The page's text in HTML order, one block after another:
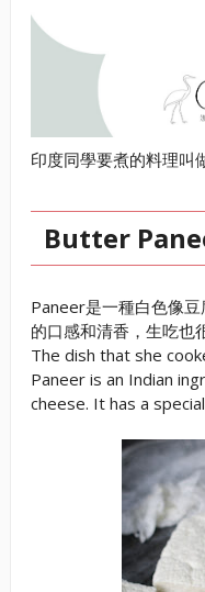
印度同學要煮的料理叫
Butter
Paneer是一種白色像
的口感和清香，生吃也
The dish that she
Paneer is an Indian
cheese. It has a